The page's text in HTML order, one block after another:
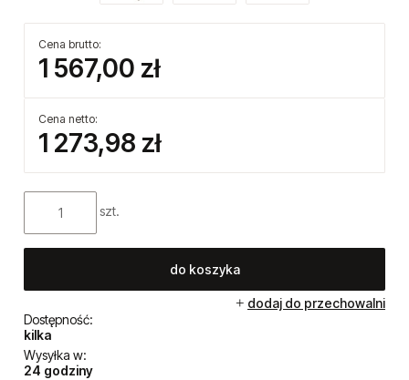
Cena brutto:
1 567,00 zł
Cena netto:
1 273,98 zł
szt.
do koszyka
dodaj do przechowalni
Dostępność:
kilka
Wysyłka w:
24 godziny